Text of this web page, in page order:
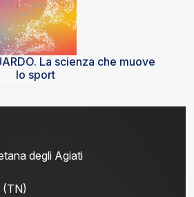
La scienza che muove
lo sport
degli Agiati